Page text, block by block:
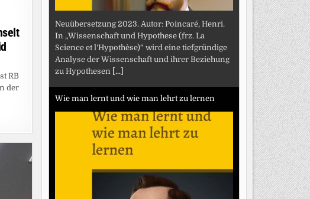
RB
der
Neuübersetzung 2023. Autor: Poincaré, Henri.
In „Wissenschaft und Hypothese (frz. La
Science et l’Hypothèse)“ wird eine tiefgründige
Analyse der Wissenschaft und ihrer Beziehung
zu Hypothesen [...]
Wie man lernt und wie man lehrt zu lernen